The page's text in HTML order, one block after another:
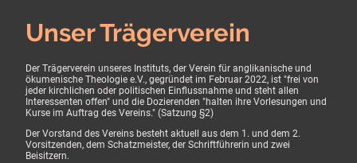
Unser Trägerverein
Der Trägerverein unseres Instituts, der Verein für anglikanische und
ökumenische Theologie e.V., gegründet im Februar 2022, ist "frei von
jeder kirchlichen oder politischen Einflussnahme und steht allen
Interessenten offen" und die Dozierenden "halten ihre Vorlesungen und
Kurse im Auftrag des Vereins." (Satzung §2)
Der Vorstand des Vereins besteht aktuell aus dem 1. und dem 2.
Vorsitzenden, dem Schatzmeister, der Schriftführerin und zwei
Beisitzern.